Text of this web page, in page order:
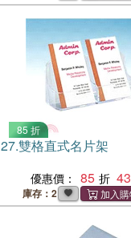
85 折
27.雙格直式名片架
優惠價： 85 43
庫存：2